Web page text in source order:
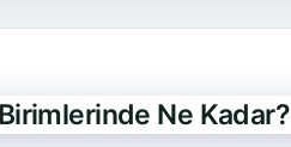
Ne Kadar?